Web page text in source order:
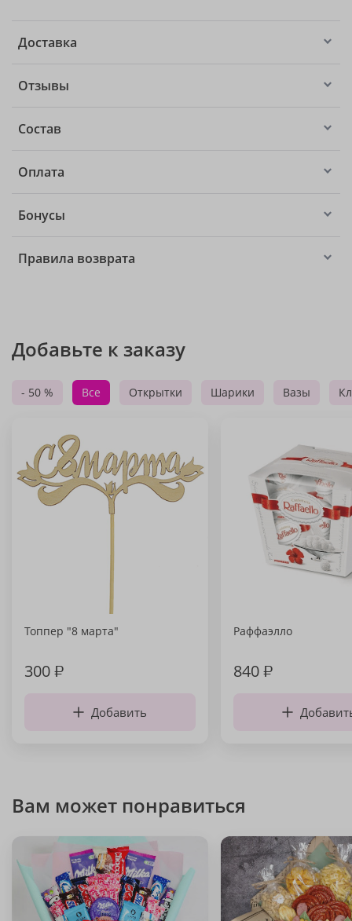
Доставка
Отзывы
Состав
Оплата
Бонусы
Правила возврата
Добавьте к заказу
- 50 % Все Открытки Шарики Вазы
Топпер "8 марта"
300₽
Добавить
Раффаэлло
840₽
Вам может понравиться